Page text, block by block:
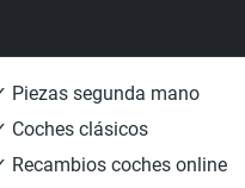
Piezas segunda mano
Coches clásicos
Recambios coches online